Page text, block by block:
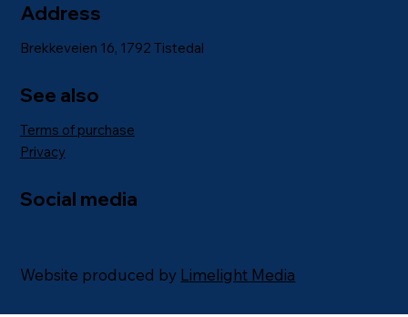
Address
Brekkeveien 16, 1792 Tistedal
Social media
See also
Terms of purchase
Privacy
Website produced by Limelight Media